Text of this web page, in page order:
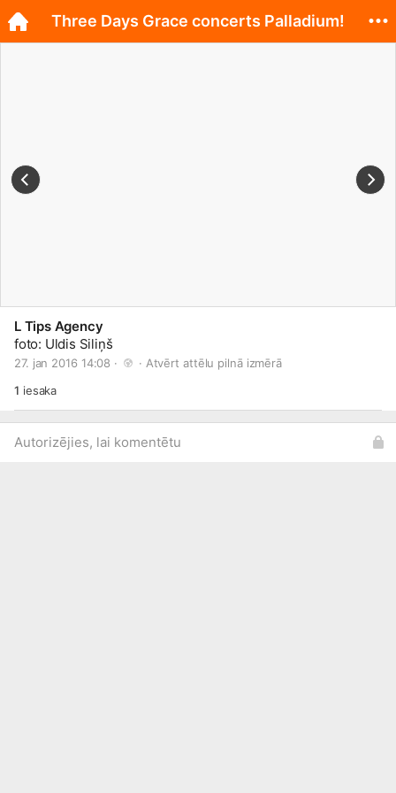
L Tips Agency
foto: Uldis Siliņš
27. jan 2016 14:08 · · Atvērt attēlu pilnā izmērā
1 iesaka
Autorizējies, lai komentētu
Three Days Grace concerts Palladium!